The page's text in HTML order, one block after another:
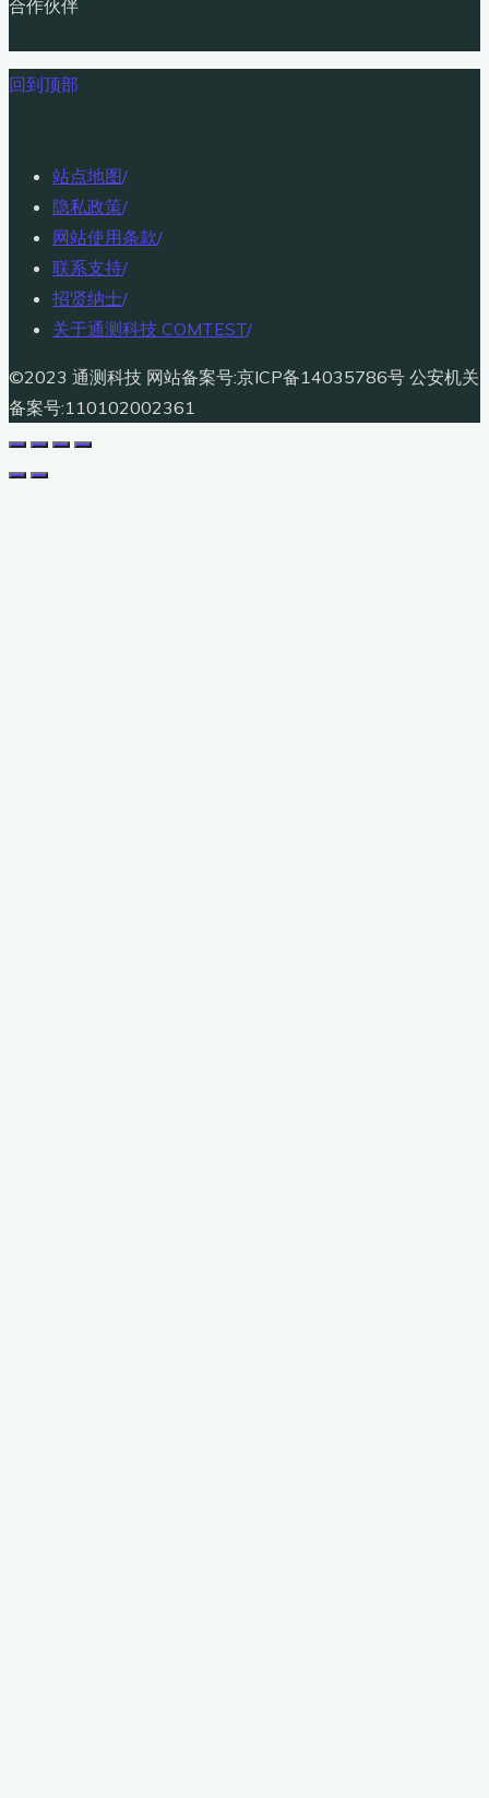
合作伙伴
回到顶部
站点地图/
隐私政策/
网站使用条款/
联系支持/
招贤纳士/
关于通测科技 COMTEST/
©2023 通测科技 网站备案号:京ICP备14035786号 公安机关
备案号:110102002361